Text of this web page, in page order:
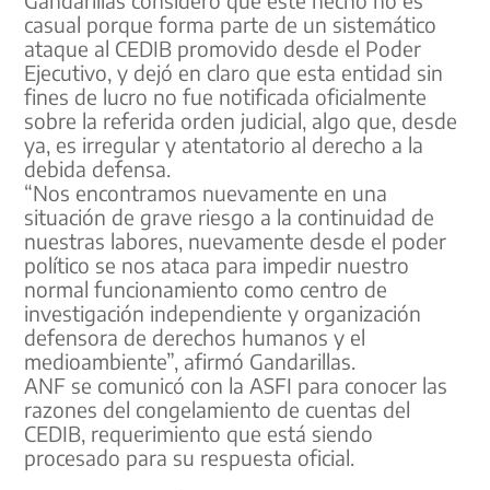
casual porque forma parte de un sistemático
ataque al CEDIB promovido desde el Poder
Ejecutivo, y dejó en claro que esta entidad sin
fines de lucro no fue notificada oficialmente
sobre la referida orden judicial, algo que, desde
ya, es irregular y atentatorio al derecho a la
debida defensa.
“Nos encontramos nuevamente en una
situación de grave riesgo a la continuidad de
nuestras labores, nuevamente desde el poder
político se nos ataca para impedir nuestro
normal funcionamiento como centro de
investigación independiente y organización
defensora de derechos humanos y el
medioambiente”, afirmó Gandarillas.
ANF se comunicó con la ASFI para conocer las
razones del congelamiento de cuentas del
CEDIB, requerimiento que está siendo
procesado para su respuesta oficial.